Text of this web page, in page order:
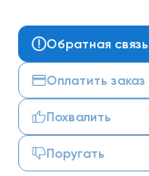
Обратная связь
Оплатить заказ
Похвалить
Поругать